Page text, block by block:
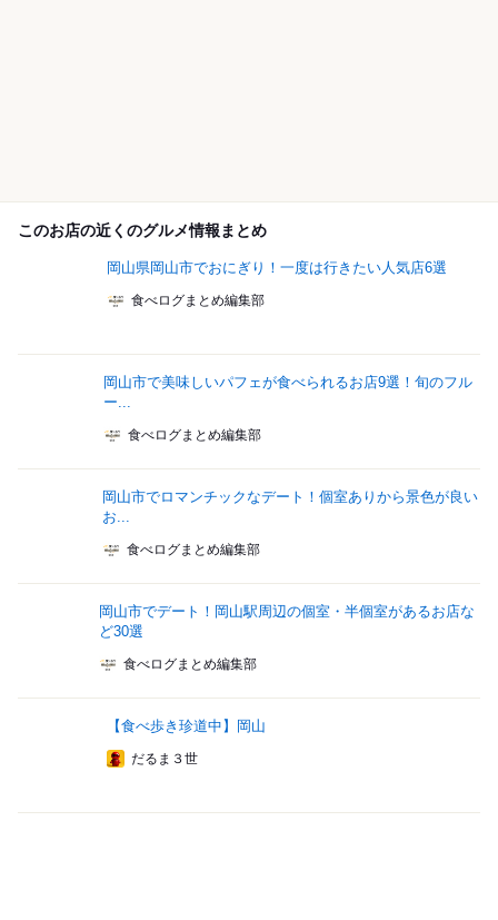
このお店の近くのグルメ情報まとめ
岡山県岡山市でおにぎり！一度は行きたい人気店6選
食べログまとめ編集部
岡山市で美味しいパフェが食べられるお店9選！旬のフル
ー...
食べログまとめ編集部
岡山市でロマンチックなデート！個室ありから景色が良い
お...
食べログまとめ編集部
岡山市でデート！岡山駅周辺の個室・半個室があるお店な
ど30選
食べログまとめ編集部
【食べ歩き珍道中】岡山
だるま３世